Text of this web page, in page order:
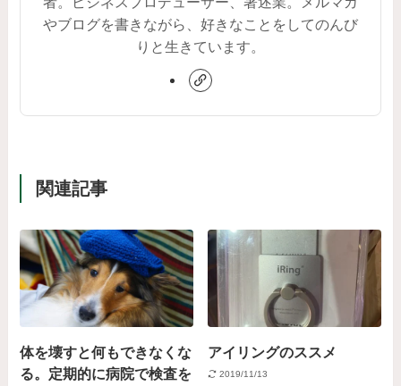
やブログを書きながら、好きなことをしてのんび
りと生きています。
関連記事
体を壊すと何もできなくな
る。定期的に病院で検査を
アイリングのススメ
2019/11/13